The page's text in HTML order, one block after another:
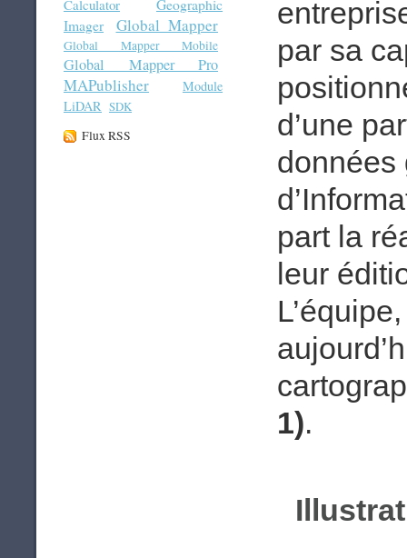
Calculator
Geographic
Imager
Global Mapper
Global Mapper Mobile
Global Mapper Pro
MAPublisher
Module
LiDAR SDK
Flux RSS
par sa
d’une
données
part la
leur
1).